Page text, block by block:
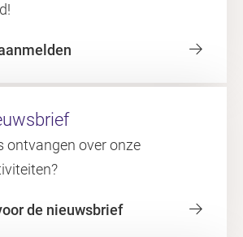
ontvangen over onze
de nieuwsbrief